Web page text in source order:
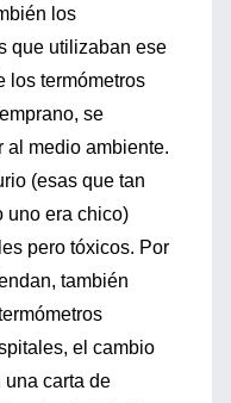
los
que utilizaban ese
los termómetros
se
al medio ambiente.
(esas que tan
uno era chico)
pero tóxicos. Por
también
el cambio
una carta de